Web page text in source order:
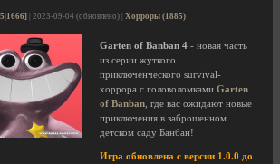
| 2023-09-04 (обновлено) | Хорроры (1885)
Garten of Banban 4 - новая часть
из серии жуткого
приключенческого survival-
хоррора с головоломками Garten
of Banban , где вас ожидают новые
приключения в заброшенном
детском саду Банбан!
Игра обновлена с версии 1.0.0 до